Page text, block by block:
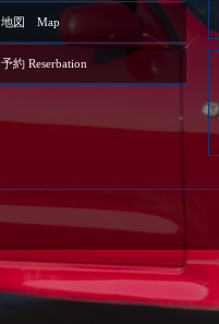
地図 Map
予約 Reserbation